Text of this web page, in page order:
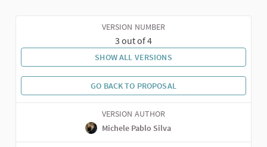
VERSION NUMBER
3 out of 4
SHOW ALL VERSIONS
GO BACK TO PROPOSAL
VERSION AUTHOR
Michele Pablo Silva